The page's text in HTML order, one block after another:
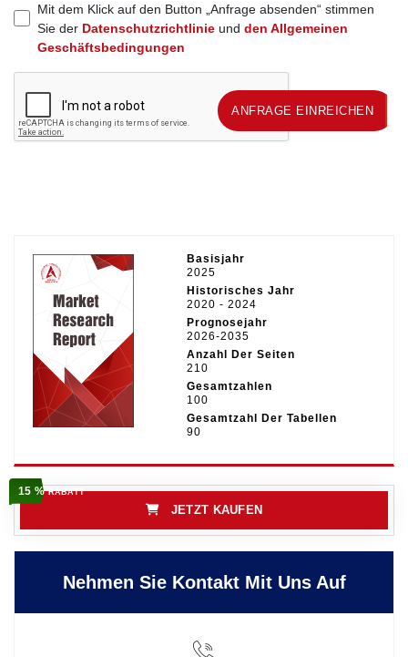
Mit dem Klick auf den Button „Anfrage absenden“ stimmen
Sie der Datenschutzrichtlinieund den Allgemeinen
Geschäftsbedingungen
ANFRAGE EINREICHEN ANFRAGE EINREICHEN
Basisjahr
2025
Historisches Jahr
2020 - 2024
Prognosejahr
2026-2035
Anzahl Der Seiten
210
Gesamtzahlen
100
Gesamtzahl Der Tabellen
90
15 %RABATT
JETZT KAUFEN
Nehmen Sie Kontakt Mit Uns Auf